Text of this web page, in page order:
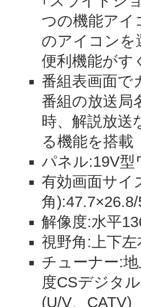
つの機能アイ
のアイコンを
便利機能がす
番組表画面で
番組の放送局
時、解説放送
る機能を搭載
パネル:19V型
有効画面サイ
角
解像度:水平
視野角:上下
チューナー:
度CSデジタ
(U/V、CATV)